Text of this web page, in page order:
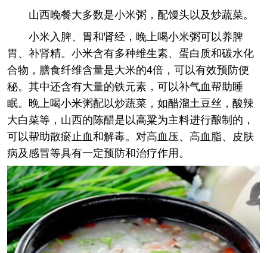
山西晚餐大多数是小米粥，配馒头以及炒蔬菜。
小米入脾、胃和肾经，晚上喝小米粥可以养脾
胃、补肾精。小米含有多种维生素、蛋白质和碳水化
合物，膳食纤维含量是大米的4倍，可以有效预防便
秘。其中还含有大量的铁元素，可以补气血帮助睡
眠。晚上喝小米粥配以炒蔬菜，如醋溜土豆丝，酸辣
大白菜等，山西的陈醋是以高粱为主料进行酿制的，
可以帮助散瘀止血和解毒。对高血压、高血脂、皮肤
病及感冒等具有一定预防和治疗作用。